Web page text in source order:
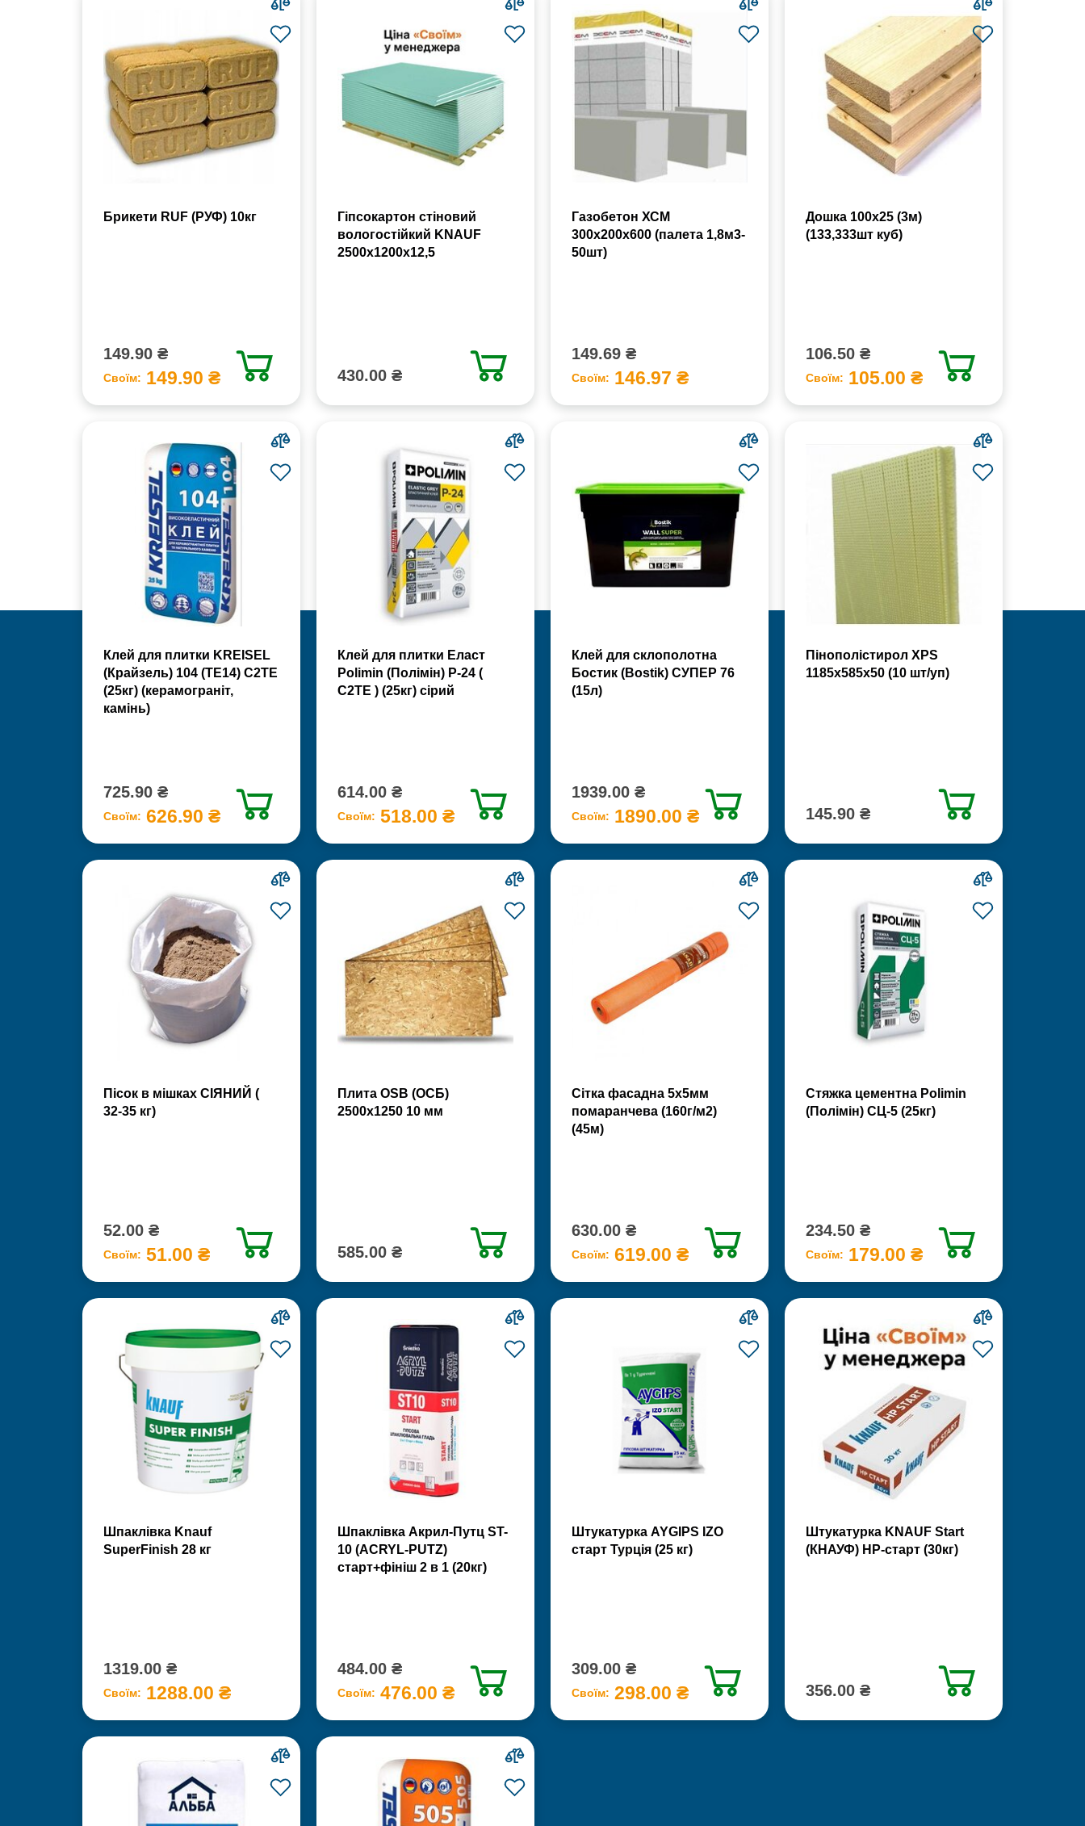
Брикети RUF (РУФ) 10кг
149.90 ₴
Своїм: 149.90 ₴
Гіпсокартон стіновий
вологостійкий KNAUF
2500х1200х12,5
430.00 ₴
Газобетон ХСМ
300x200x600 (палета 1,8м3-
50шт)
149.69 ₴
Своїм: 146.97 ₴
Дошка 100х25 (3м)
(133,333шт куб)
106.50 ₴
Своїм: 105.00 ₴
Клей для плитки KREISEL
(Крайзель) 104 (ТЕ14) С2TE
(25кг) (керамограніт,
камінь)
725.90 ₴
Своїм: 626.90 ₴
Клей для плитки Еласт
Polimin (Полімін) Р-24 (
С2ТЕ ) (25кг) сірий
614.00 ₴
Своїм: 518.00 ₴
Клей для склополотна
Бостик (Bostik) СУПЕР 76
(15л)
1939.00 ₴
Своїм: 1890.00 ₴
Пінополістирол XPS
1185х585х50 (10 шт/уп)
145.90 ₴
Пісок в мішках СІЯНИЙ (
32-35 кг)
52.00 ₴
Своїм: 51.00 ₴
Плита OSB (ОСБ)
2500х1250 10 мм
585.00 ₴
Сітка фасадна 5х5мм
помаранчева (160г/м2)
(45м)
630.00 ₴
Своїм: 619.00 ₴
Стяжка цементна Polimin
(Полімін) СЦ-5 (25кг)
234.50 ₴
Своїм: 179.00 ₴
Шпаклівка Knauf
SuperFinish 28 кг
1319.00 ₴
Своїм: 1288.00 ₴
Шпаклівка Акрил-Путц ST-
10 (ACRYL-PUTZ)
старт+фініш 2 в 1 (20кг)
484.00 ₴
Своїм: 476.00 ₴
Штукатурка AYGIPS IZO
старт Турція (25 кг)
309.00 ₴
Своїм: 298.00 ₴
Штукатурка KNAUF Start
(КНАУФ) НР-старт (30кг)
356.00 ₴